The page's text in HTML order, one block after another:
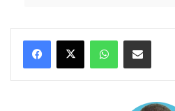
Pelo que foi
Geraldo que era
perdendo algumas
ganhou o direito de